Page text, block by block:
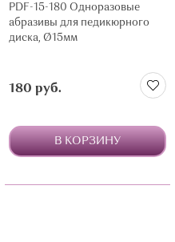
PDF-15-180 Одноразовые
абразивы для педикюрного
диска, Ø15мм
180 руб.
В КОРЗИНУ